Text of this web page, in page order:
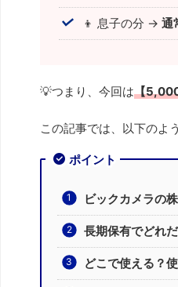
👦 息子の分 → 通
💡つまり、今回は【
この記事では、以下のよ
ポイント
ビックカメラの
長期保有でどれ
どこで使える？